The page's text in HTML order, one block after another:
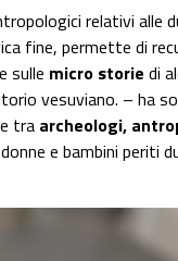
relativi alle
fine, permette di
e sulle micro storie di
vesuviano. – ha
tra archeologi,
e bambini periti